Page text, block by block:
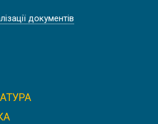
МОВИ В США,
| EMBASSY
МОВИ В
| SUSSEX DOWNS
документів